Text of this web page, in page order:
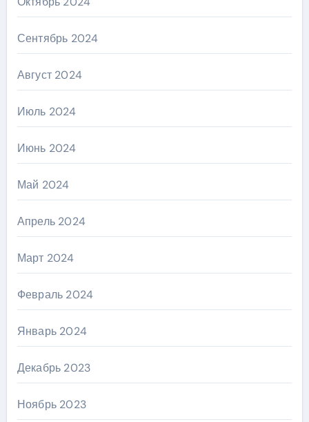
Сентябрь 2024
Август 2024
Июль 2024
Июнь 2024
Май 2024
Апрель 2024
Март 2024
Февраль 2024
Январь 2024
Декабрь 2023
Ноябрь 2023